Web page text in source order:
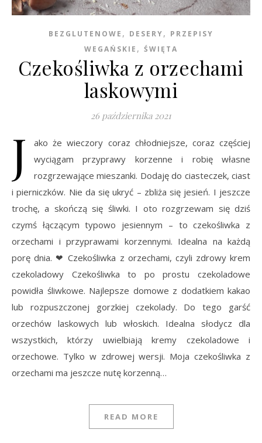
BEZGLUTENOWE , DESERY, PRZEPISY
WEGAŃSKIE , ŚWIĘTA
Czekośliwka z orzechami
laskowymi
26 października 2021
J
ako że wieczory coraz chłodniejsze, coraz częściej
wyciągam przyprawy korzenne i robię własne
rozgrzewające mieszanki. Dodaję do ciasteczek, ciast
i pierniczków. Nie da się ukryć – zbliża się jesień. I jeszcze
trochę, a skończą się śliwki. I oto rozgrzewam się dziś
czymś łączącym typowo jesiennym – to czekośliwka z
orzechami i przyprawami korzennymi. Idealna na każdą
porę dnia. ❤ Czekośliwka z orzechami, czyli zdrowy krem
czekoladowy Czekośliwka to po prostu czekoladowe
powidła śliwkowe. Najlepsze domowe z dodatkiem kakao
lub rozpuszczonej gorzkiej czekolady. Do tego garść
orzechów laskowych lub włoskich. Idealna słodycz dla
wszystkich, którzy uwielbiają kremy czekoladowe i
orzechowe. Tylko w zdrowej wersji. Moja czekośliwka z
orzechami ma jeszcze nutę korzenną…
READ MORE